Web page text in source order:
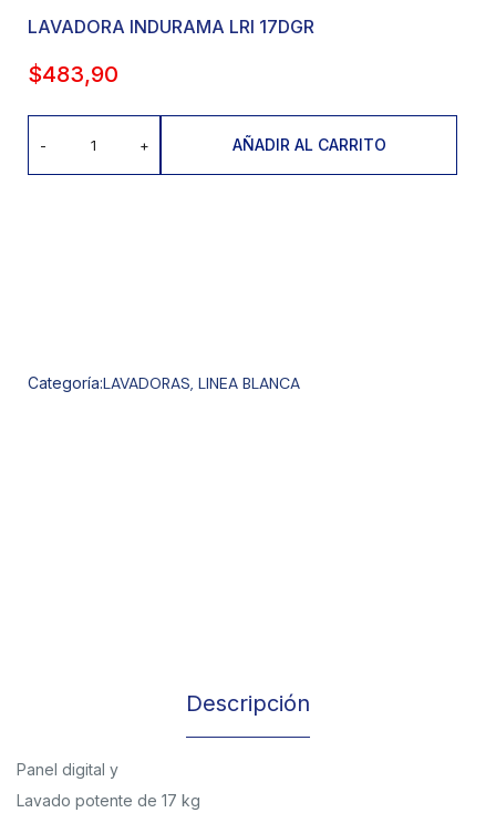
LAVADORA INDURAMA LRI 17DGR
$483,90
- + AÑADIR AL CARRITO
Categoría:LAVADORAS, LINEA BLANCA
Descripción
Panel digital y
Lavado potente de 17 kg